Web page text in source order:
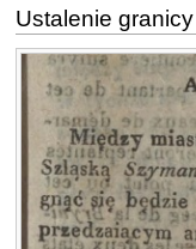
Ustalenie